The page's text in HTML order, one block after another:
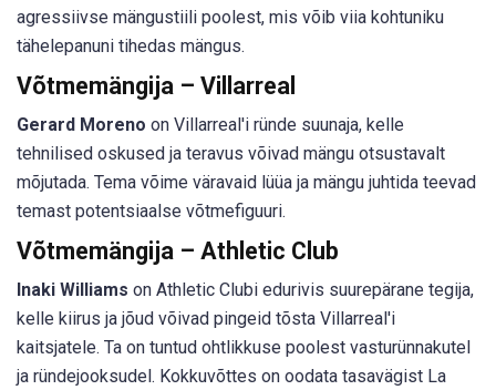
agressiivse mängustiili poolest, mis võib viia kohtuniku
tähelepanuni tihedas mängus.
Võtmemängija – Villarreal
Gerard Moreno on Villarreal'i ründe suunaja, kelle
tehnilised oskused ja teravus võivad mängu otsustavalt
mõjutada. Tema võime väravaid lüüa ja mängu juhtida teevad
temast potentsiaalse võtmefiguuri.
Võtmemängija – Athletic Club
Inaki Williams on Athletic Clubi edurivis suurepärane tegija,
kelle kiirus ja jõud võivad pingeid tõsta Villarreal'i
kaitsjatele. Ta on tuntud ohtlikkuse poolest vasturünnakutel
ja ründejooksudel. Kokkuvõttes on oodata tasavägist La